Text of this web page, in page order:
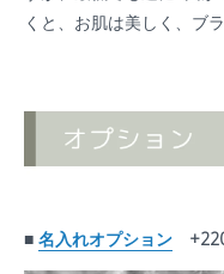
くと、お肌は美しく、ブ
■ 名入れオプション